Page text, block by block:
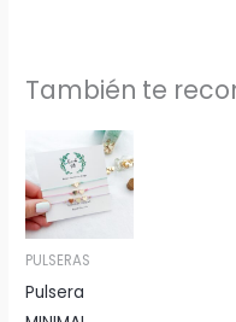
También te
PULSERAS
Pulsera
de
precios:
desde